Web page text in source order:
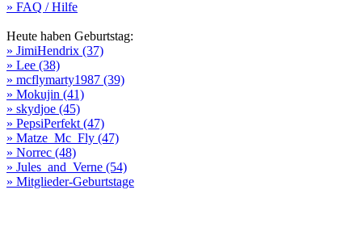
» FAQ / Hilfe
Heute haben Geburtstag:
» JimiHendrix (37)
» Lee (38)
» mcflymarty1987 (39)
» Mokujin (41)
» skydjoe (45)
» PepsiPerfekt (47)
» Matze_Mc_Fly (47)
» Norrec (48)
» Jules_and_Verne (54)
» Mitglieder-Geburtstage